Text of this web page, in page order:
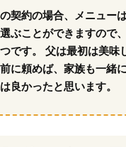
契約の場合、メニュー
ぶことができますので
です。 父は最初は美味
に頼めば、家族も一緒
良かったと思います。